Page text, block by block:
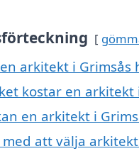
arkitekt i Grimsås
kostar en arkitekt
en arkitekt i
att välja